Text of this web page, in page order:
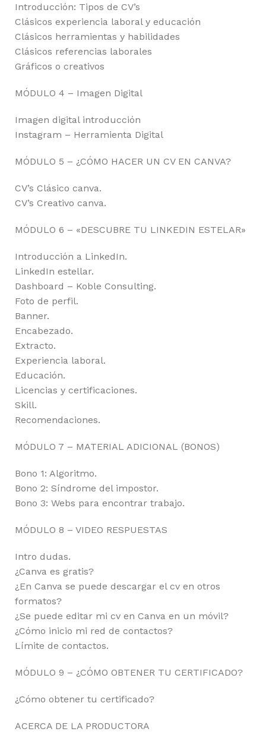
Introducción: Tipos de CV’s
Clásicos experiencia laboral y educación
Clásicos herramientas y habilidades
Clásicos referencias laborales
Gráficos o creativos
MÓDULO 4 – Imagen Digital
Imagen digital introducción
Instagram – Herramienta Digital
MÓDULO 5 – ¿CÓMO HACER UN CV EN CANVA?
CV’s Clásico canva.
CV’s Creativo canva.
MÓDULO 6 – «DESCUBRE TU LINKEDIN ESTELAR»
Introducción a LinkedIn.
LinkedIn estellar.
Dashboard – Koble Consulting.
Foto de perfil.
Banner.
Encabezado.
Extracto.
Experiencia laboral.
Educación.
Licencias y certificaciones.
Skill.
Recomendaciones.
MÓDULO 7 – MATERIAL ADICIONAL (BONOS)
Bono 1: Algoritmo.
Bono 2: Síndrome del impostor.
Bono 3: Webs para encontrar trabajo.
MÓDULO 8 – VIDEO RESPUESTAS
Intro dudas.
¿Canva es gratis?
¿En Canva se puede descargar el cv en otros
formatos?
¿Se puede editar mi cv en Canva en un móvil?
¿Cómo inicio mi red de contactos?
Límite de contactos.
MÓDULO 9 – ¿CÓMO OBTENER TU CERTIFICADO?
¿Cómo obtener tu certificado?
ACERCA DE LA PRODUCTORA